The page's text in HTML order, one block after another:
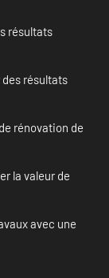
résultats
résultats
rénovation de
la valeur de
avec une